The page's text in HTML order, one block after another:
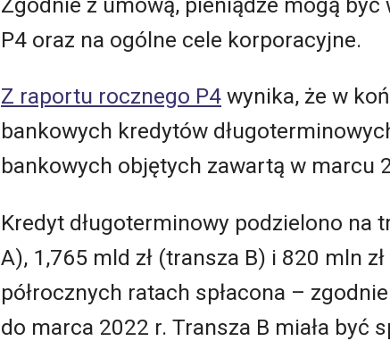
P4 oraz na ogólne cele korporacyjne.
Z raportu rocznego P4 wynika, że w
bankowych kredytów
bankowych objętych zawartą w marcu
Kredyt długoterminowy podzielono na
A), 1,765 mld zł (transza B) i 820 mln
półrocznych ratach spłacona –
do marca 2022 r. Transza B miała być